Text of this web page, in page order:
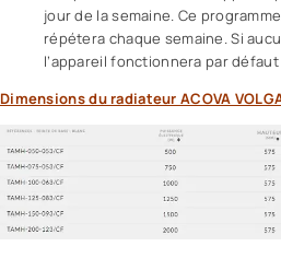
jour de la semaine. Ce
répétera chaque semaine. Si
l’appareil fonctionnera par défaut
Dimensions du radiateur ACOVA